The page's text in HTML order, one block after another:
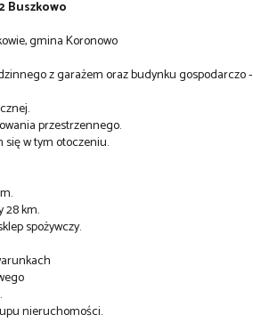
Buszkowo
gmina Koronowo
z garażem oraz budynku gospodarczo -
przestrzennego.
się w tym otoczeniu.
28 km.
spożywczy.
nieruchomości.